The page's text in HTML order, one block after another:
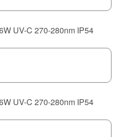
UV-C 270-280nm IP54
UV-C 270-280nm IP54